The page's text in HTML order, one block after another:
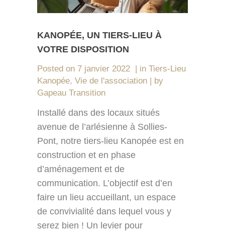
KANOPÉE, UN TIERS-LIEU À
VOTRE DISPOSITION
Posted on 7 janvier 2022 in Tiers-Lieu
Kanopée, Vie de l'association
by
Gapeau Transition
Installé dans des locaux situés
avenue de l’arlésienne à Sollies-
Pont, notre tiers-lieu Kanopée est en
construction et en phase
d’aménagement et de
communication. L’objectif est d’en
faire un lieu accueillant, un espace
de convivialité dans lequel vous y
serez bien ! Un levier pour